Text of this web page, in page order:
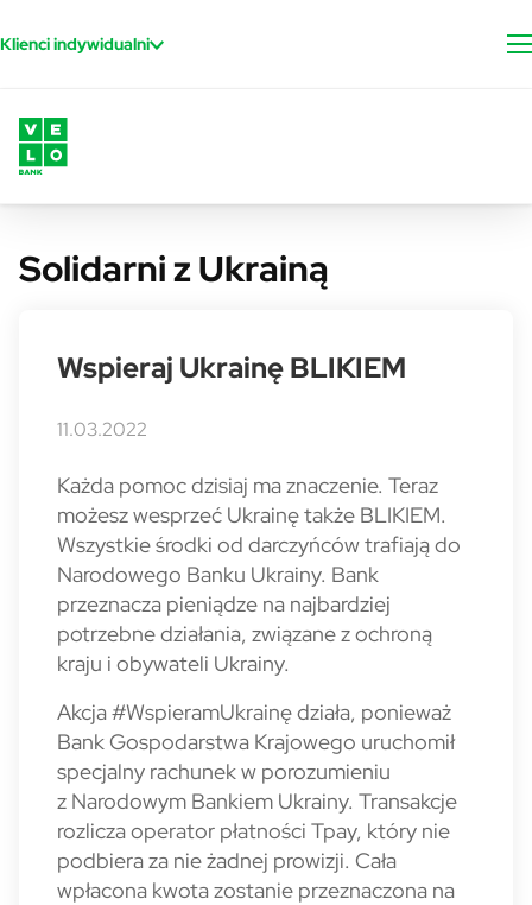
Klienci indywidualni
Solidarni z Ukrainą
Wspieraj Ukrainę BLIKIEM
11.03.2022
Każda pomoc dzisiaj ma znaczenie. Teraz
możesz wesprzeć Ukrainę także BLIKIEM.
Wszystkie środki od darczyńców trafiają do
Narodowego Banku Ukrainy. Bank
przeznacza pieniądze na najbardziej
potrzebne działania, związane z ochroną
kraju i obywateli Ukrainy.
Akcja #WspieramUkrainę działa, ponieważ
Bank Gospodarstwa Krajowego uruchomił
specjalny rachunek w porozumieniu
z Narodowym Bankiem Ukrainy. Transakcje
rozlicza operator płatności Tpay, który nie
podbiera za nie żadnej prowizji. Cała
wpłacona kwota zostanie przeznaczona na